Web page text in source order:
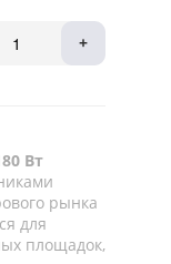
+
Вт
рынка
для
площадок,